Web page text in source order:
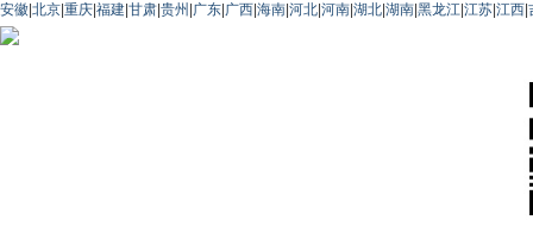
安徽 北京 重庆 福建 甘肃 贵州 广东 广西 海南 河北 河南 湖北 湖南 黑龙江 江苏 江西